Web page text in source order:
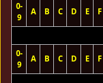
0-
9
A B C D E F
0-
9
A B C D E F